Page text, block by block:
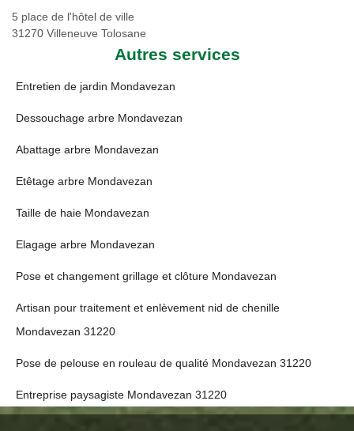
5 place de l'hôtel de ville
31270 Villeneuve Tolosane
Autres services
Entretien de jardin Mondavezan
Dessouchage arbre Mondavezan
Abattage arbre Mondavezan
Etêtage arbre Mondavezan
Taille de haie Mondavezan
Elagage arbre Mondavezan
Pose et changement grillage et clôture Mondavezan
Artisan pour traitement et enlèvement nid de chenille
Mondavezan 31220
Pose de pelouse en rouleau de qualité Mondavezan 31220
Entreprise paysagiste Mondavezan 31220